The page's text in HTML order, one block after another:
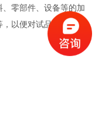
零部件、设备等的加
以便对试品在给定环